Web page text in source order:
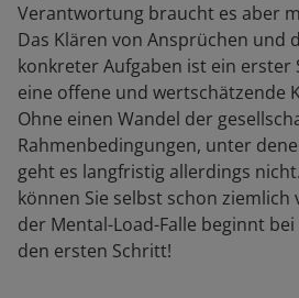
Verantwortung braucht es aber
Das Klären von Ansprüchen und
konkreter Aufgaben ist ein erster
eine offene und wertschätzende
Ohne einen Wandel der
Rahmenbedingungen, unter
geht es langfristig allerdings
können Sie selbst schon ziemlich
der Mental-Load-Falle beginnt bei
den ersten Schritt!